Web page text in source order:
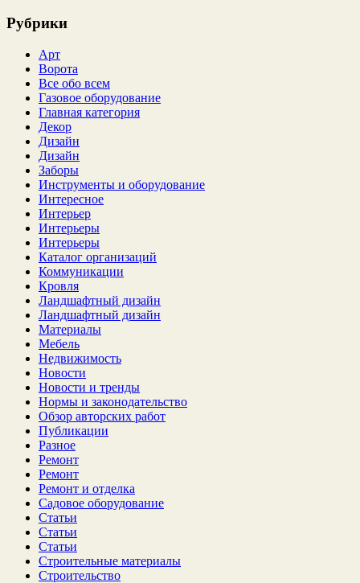
Рубрики
Арт
Ворота
Все обо всем
Газовое оборудование
Главная категория
Декор
Дизайн
Дизайн
Заборы
Инструменты и оборудование
Интересное
Интерьер
Интерьеры
Интерьеры
Каталог организаций
Коммуникации
Кровля
Ландшафтный дизайн
Ландшафтный дизайн
Материалы
Мебель
Недвижимость
Новости
Новости и тренды
Нормы и законодательство
Обзор авторских работ
Публикации
Разное
Ремонт
Ремонт
Ремонт и отделка
Садовое оборудование
Статьи
Статьи
Статьи
Строительные материалы
Строительство